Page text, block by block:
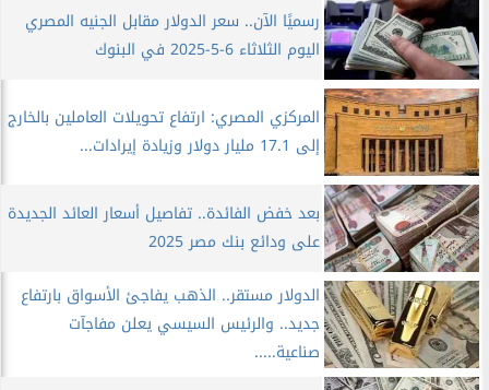
رسميًا الآن.. سعر الدولار مقابل الجنيه المصري
اليوم الثلاثاء 6-5-2025 في البنوك
المركزي المصري: ارتفاع تحويلات العاملين بالخارج
إلى 17.1 مليار دولار وزيادة إيرادات...
بعد خفض الفائدة.. تفاصيل أسعار العائد الجديدة
على ودائع بنك مصر 2025
الدولار مستقر.. الذهب يفاجئ الأسواق بارتفاع
جديد.. والرئيس السيسي يعلن مفاجآت
صناعية.....